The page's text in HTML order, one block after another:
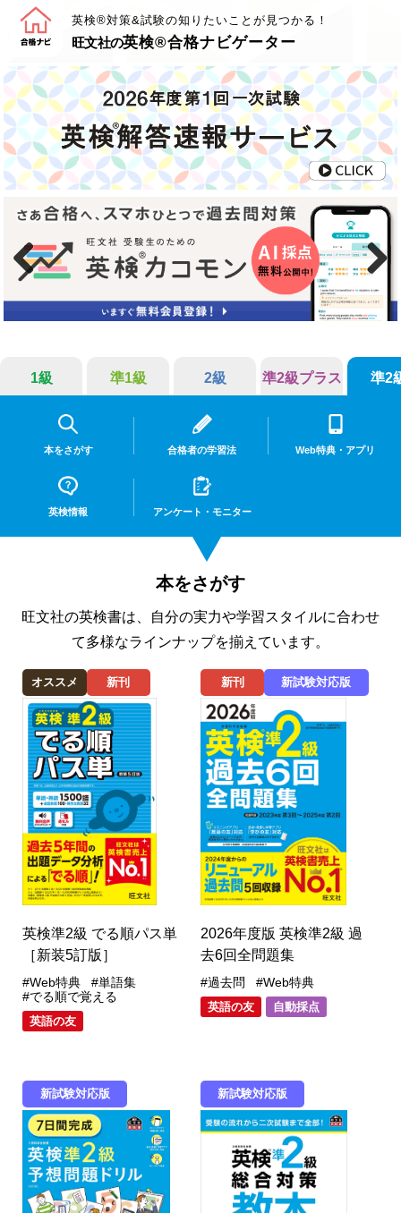
英検®対策&試験の知りたいことが見つかる！
旺文社の英検®合格ナビゲーター
Previous
1級 準1級 2級 準2級プラス 準2
本をさがす 合格者の学習法 Web特典・アプリ
英検情報 アンケート・ モニター
本をさがす
旺文社の英検書は、自分の実力や学習スタイルに合わせ
て多様なラインナップを揃えています。
オススメ 新刊
英検準2級 でる順パス単
［新装5訂版］
#Web特典
#単語集
#でる順で覚える
英語の友
新刊 新試験対応版
2026年度版 英検準2級 過
去6回全問題集
#過去問 #Web特典
英語の友 自動採点
新試験対応版 新試験対応版